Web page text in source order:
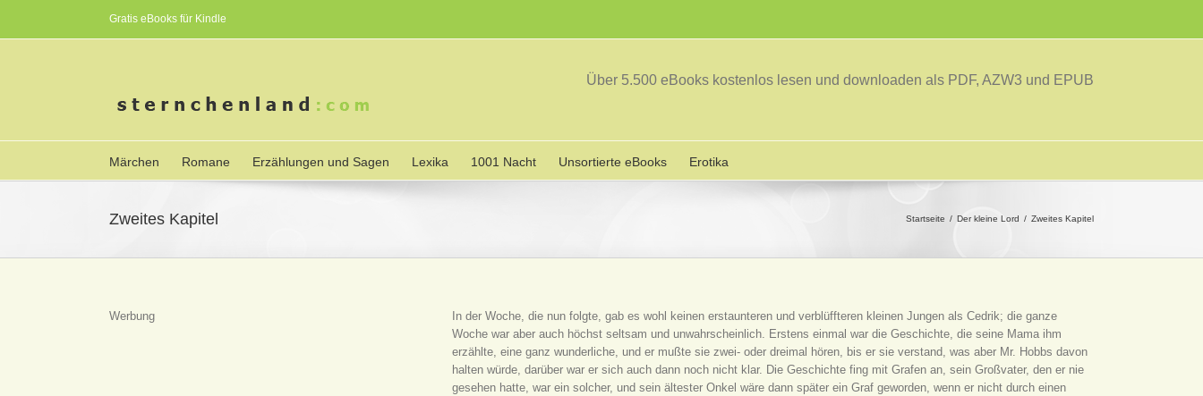
Gratis eBooks für Kindle
Über 5.500 eBooks kostenlos lesen und downloaden als PDF, AZW3 und EPUB
Märchen Romane Erzählungen und Sagen Lexika 1001 Nacht Unsortierte eBooks Erotika
Zweites Kapitel Startseite Der kleine Lord Zweites Kapitel
In der Woche, die nun folgte, gab es wohl keinen erstaunteren und verblüffteren kleinen Jungen als Cedrik; die ganze
Woche war aber auch höchst seltsam und unwahrscheinlich. Erstens einmal war die Geschichte, die seine Mama ihm
erzählte, eine ganz wunderliche, und er mußte sie zwei- oder dreimal hören, bis er sie verstand, was aber Mr. Hobbs davon
halten würde, darüber war er sich auch dann noch nicht klar. Die Geschichte fing mit Grafen an, sein Großvater, den er nie
gesehen hatte, war ein solcher, und sein ältester Onkel wäre dann später ein Graf geworden, wenn er nicht durch einen
Werbung